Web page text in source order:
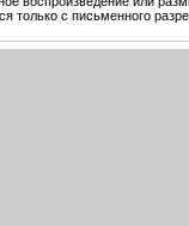
только с письменного